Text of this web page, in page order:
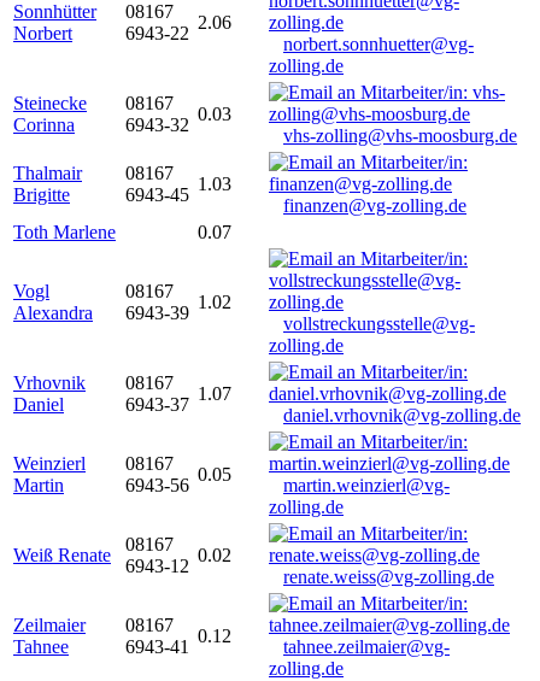
Sonnhütter
Norbert
08167
6943-22
2.06
norbert.sonnhuetter@vg-
zolling.de
Steinecke
Corinna
08167
6943-32
0.03
vhs-zolling@vhs-moosburg.de
Thalmair
Brigitte
08167
6943-45
1.03
finanzen@vg-zolling.de
Toth Marlene
0.07
Vogl
Alexandra
08167
6943-39
1.02
vollstreckungsstelle@vg-
zolling.de
Vrhovnik
Daniel
08167
6943-37
1.07
daniel.vrhovnik@vg-zolling.de
Weinzierl
Martin
08167
6943-56
0.05
martin.weinzierl@vg-
zolling.de
Weiß Renate
08167
6943-12
0.02
renate.weiss@vg-zolling.de
Zeilmaier
Tahnee
08167
6943-41
0.12
tahnee.zeilmaier@vg-
zolling.de